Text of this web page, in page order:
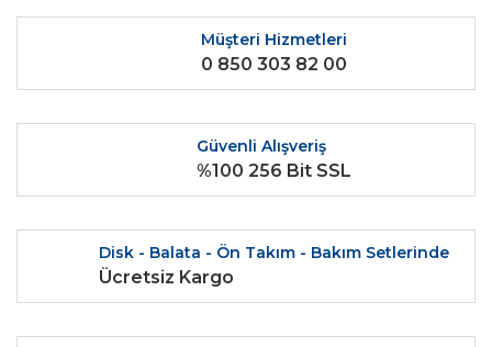
Ürün açıklamasında eksik bilgiler bulunuyor.
Ürün bilgilerinde hatalar bulunuyor.
Ürün fiyatı diğer sitelerden daha pahalı.
Bu ürüne benzer farklı alternatifler olmalı.
Gönder
Müşteri Hizmetleri
0 850 303 82 00
Güvenli Alışveriş
%100 256 Bit SSL
Disk - Balata - Ön Takım - Bakım Setlerinde
Ücretsiz Kargo